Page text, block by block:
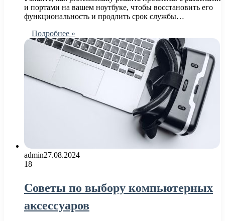
и портами на вашем ноутбуке, чтобы восстановить его
функциональность и продлить срок службы…
Подробнее »
admin27.08.2024
18
Советы по выбору компьютерных
аксессуаров